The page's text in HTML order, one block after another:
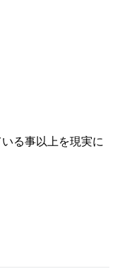
る事以上を現実に